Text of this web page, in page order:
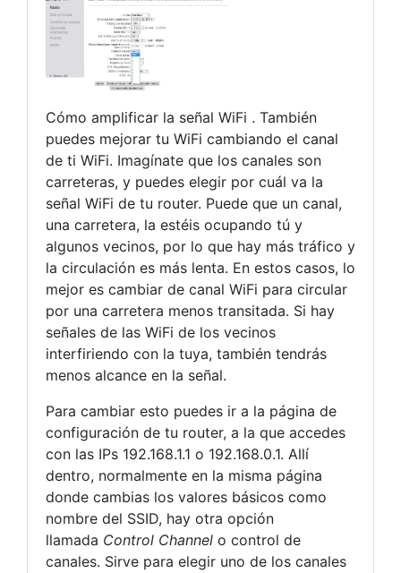
Cómo amplificar la señal WiFi . También
puedes mejorar tu WiFi cambiando el canal
de ti WiFi. Imagínate que los canales son
carreteras, y puedes elegir por cuál va la
señal WiFi de tu router. Puede que un canal,
una carretera, la estéis ocupando tú y
algunos vecinos, por lo que hay más tráfico y
la circulación es más lenta. En estos casos, lo
mejor es cambiar de canal WiFi para circular
por una carretera menos transitada. Si hay
señales de las WiFi de los vecinos
interfiriendo con la tuya, también tendrás
menos alcance en la señal.
Para cambiar esto puedes ir a la página de
configuración de tu router, a la que accedes
con las IPs 192.168.1.1 o 192.168.0.1. Allí
dentro, normalmente en la misma página
donde cambias los valores básicos como
nombre del SSID, hay otra opción
llamada Control Channel o control de
canales. Sirve para elegir uno de los canales